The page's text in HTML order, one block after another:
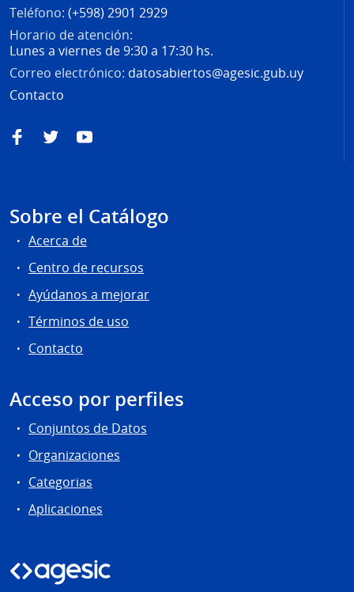
Teléfono: (+598) 2901 2929
Horario de atención:
Lunes a viernes de 9:30 a 17:30 hs.
Correo electrónico: datosabiertos@agesic.gub.uy
Contacto
FacebookTwitterYouTube
Sobre el Catálogo
Acerca de
Centro de recursos
Ayúdanos a mejorar
Términos de uso
Contacto
Acceso por perfiles
Conjuntos de Datos
Organizaciones
Categorias
Aplicaciones